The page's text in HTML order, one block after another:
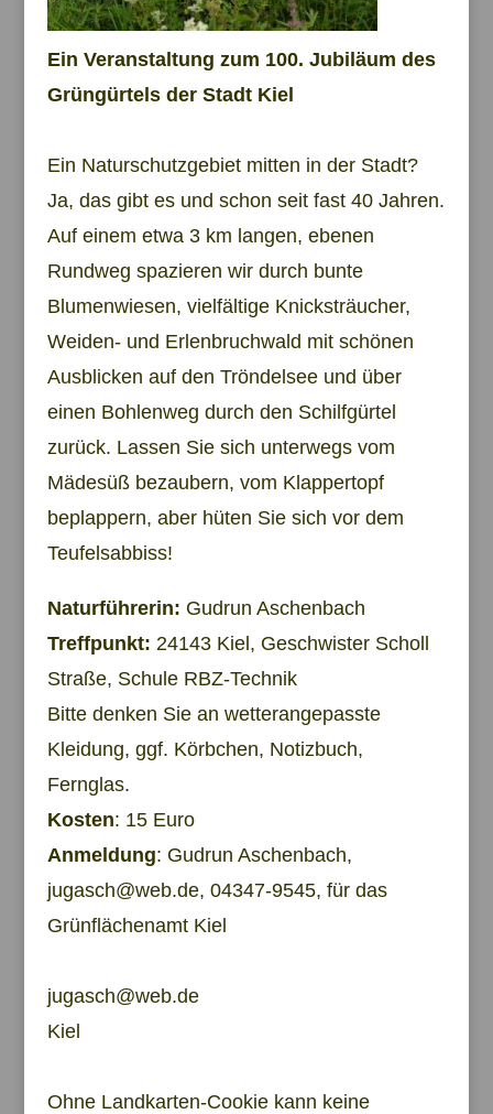
Ein Veranstaltung zum 100. Jubiläum des
Grüngürtels der Stadt Kiel
Ein Naturschutzgebiet mitten in der Stadt?
Ja, das gibt es und schon seit fast 40 Jahren.
Auf einem etwa 3 km langen, ebenen
Rundweg spazieren wir durch bunte
Blumenwiesen, vielfältige Knicksträucher,
Weiden- und Erlenbruchwald mit schönen
Ausblicken auf den Tröndelsee und über
einen Bohlenweg durch den Schilfgürtel
zurück. Lassen Sie sich unterwegs vom
Mädesüß bezaubern, vom Klappertopf
beplappern, aber hüten Sie sich vor dem
Teufelsabbiss!
Naturführerin: Gudrun Aschenbach
Treffpunkt: 24143 Kiel, Geschwister Scholl
Straße, Schule RBZ-Technik
Bitte denken Sie an wetterangepasste
Kleidung, ggf. Körbchen, Notizbuch,
Fernglas.
Kosten: 15 Euro
Anmeldung: Gudrun Aschenbach,
jugasch@web.de, 04347-9545, für das
Grünflächenamt Kiel
jugasch@web.de
Kiel
Ohne Landkarten-Cookie kann keine